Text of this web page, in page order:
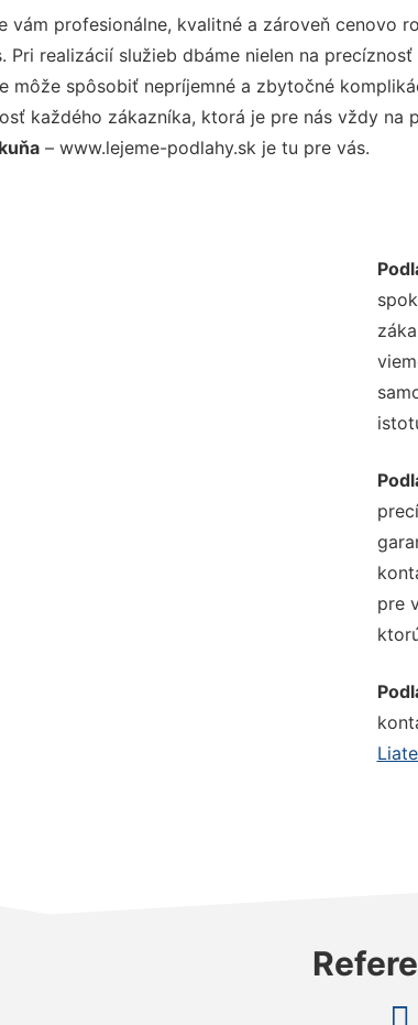
vám profesionálne, kvalitné a zároveň cenovo
Pri realizácií služieb dbáme nielen na
môže spôsobiť nepríjemné a zbytočné
každého zákazníka, ktorá je pre nás vždy
– www.lejeme-podlahy.sk je tu pre vás.
pre